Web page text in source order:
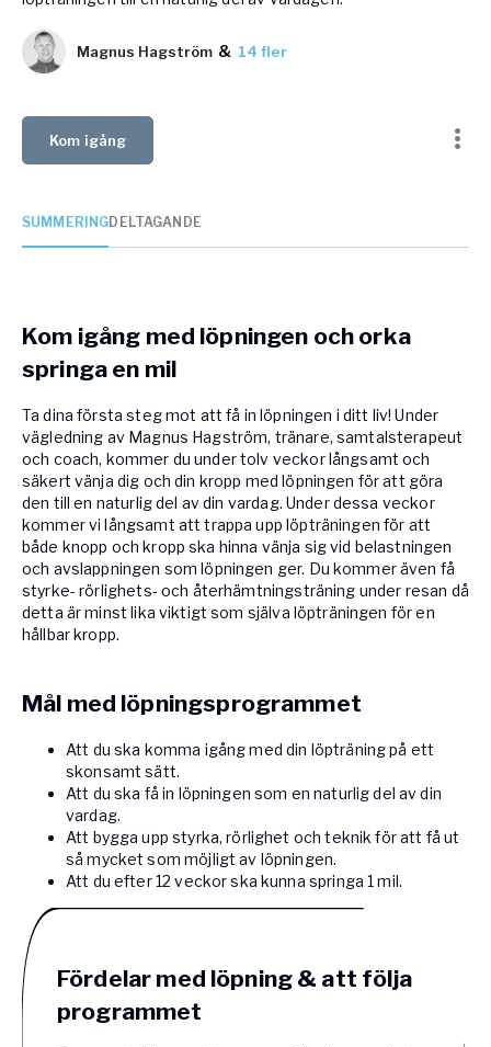
Så stöttar Yogobe patienter, förskrivare och sjukvården
FaR
Stöd till arbetsgivare, försäkringsbolag & organisationer
Magnus Hagström & 14 fler
Kom igång
SUMMERINGDELTAGANDE
Kom igång med löpningen och orka
springa en mil
Ta dina första steg mot att få in löpningen i ditt liv! Under
vägledning av Magnus Hagström, tränare, samtalsterapeut
och coach, kommer du under tolv veckor långsamt och
säkert vänja dig och din kropp med löpningen för att göra
den till en naturlig del av din vardag. Under dessa veckor
kommer vi långsamt att trappa upp löpträningen för att
både knopp och kropp ska hinna vänja sig vid belastningen
och avslappningen som löpningen ger. Du kommer även få
styrke- rörlighets- och återhämtningsträning under resan då
detta är minst lika viktigt som själva löpträningen för en
hållbar kropp.
Mål med löpningsprogrammet
Att du ska komma igång med din löpträning på ett
skonsamt sätt.
Att du ska få in löpningen som en naturlig del av din
vardag.
Att bygga upp styrka, rörlighet och teknik för att få ut
så mycket som möjligt av löpningen.
Att du efter 12 veckor ska kunna springa 1 mil.
Fördelar med löpning & att följa
programmet